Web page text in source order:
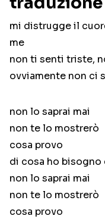
mi distrugge il
me
non ti senti triste,
ovviamente non ci
non lo saprai mai
non te lo mostrerò
cosa provo
di cosa ho bisogno
non lo saprai mai
non te lo mostrerò
cosa provo